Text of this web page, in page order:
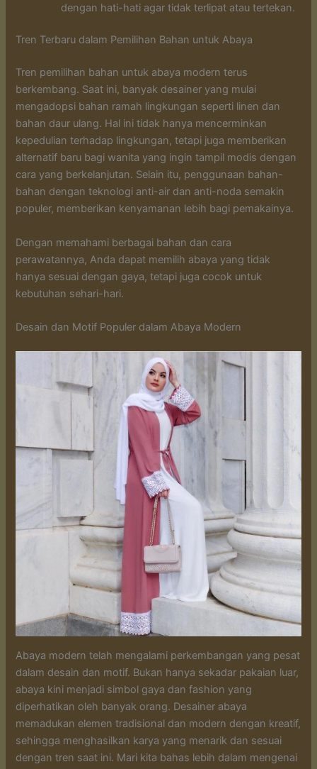
dengan hati-hati agar tidak terlipat atau tertekan.
Tren Terbaru dalam Pemilihan Bahan untuk Abaya
Tren pemilihan bahan untuk abaya modern terus
berkembang. Saat ini, banyak desainer yang mulai
mengadopsi bahan ramah lingkungan seperti linen dan
bahan daur ulang. Hal ini tidak hanya mencerminkan
kepedulian terhadap lingkungan, tetapi juga memberikan
alternatif baru bagi wanita yang ingin tampil modis dengan
cara yang berkelanjutan. Selain itu, penggunaan bahan-
bahan dengan teknologi anti-air dan anti-noda semakin
populer, memberikan kenyamanan lebih bagi pemakainya.
Dengan memahami berbagai bahan dan cara
perawatannya, Anda dapat memilih abaya yang tidak
hanya sesuai dengan gaya, tetapi juga cocok untuk
kebutuhan sehari-hari.
Desain dan Motif Populer dalam Abaya Modern
Abaya modern telah mengalami perkembangan yang pesat
dalam desain dan motif. Bukan hanya sekadar pakaian luar,
abaya kini menjadi simbol gaya dan fashion yang
diperhatikan oleh banyak orang. Desainer abaya
memadukan elemen tradisional dan modern dengan kreatif,
sehingga menghasilkan karya yang menarik dan sesuai
dengan tren saat ini. Mari kita bahas lebih dalam mengenai